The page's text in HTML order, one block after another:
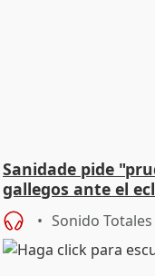
Sanidade pide
gallegos ante el
Sonido Totales